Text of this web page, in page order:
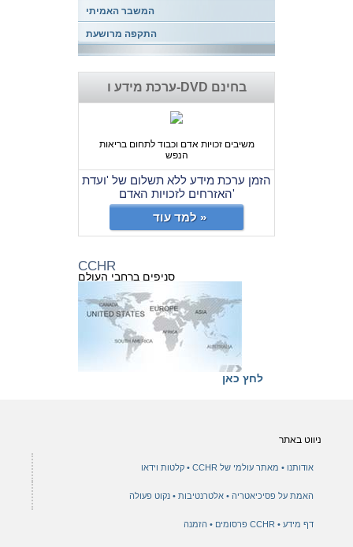
המשבר האמיתי
התקפה מרושעת
ערכת מידע ו-DVD בחינם
משיבים זכויות אדם וכבוד לתחום בריאות
הנפש
הזמן ערכת מידע ללא תשלום של 'ועדת
האזרחים לזכויות האדם'
למד עוד »
CCHR
סניפים ברחבי העולם
לחץ כאן
ניווט באתר
אודותנו מאתר עולמי של CCHR קלטות וידאו
האמת על פסיכיאטריה אלטרנטיבות נקוט פעולה
דף מידע CCHR פרסומים הזמנה